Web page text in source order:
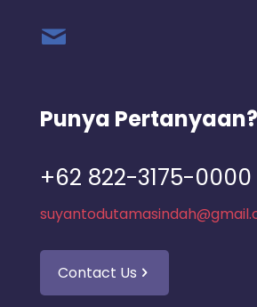
Punya Pertanyaan?
+62 822-3175-0000
Contact Us